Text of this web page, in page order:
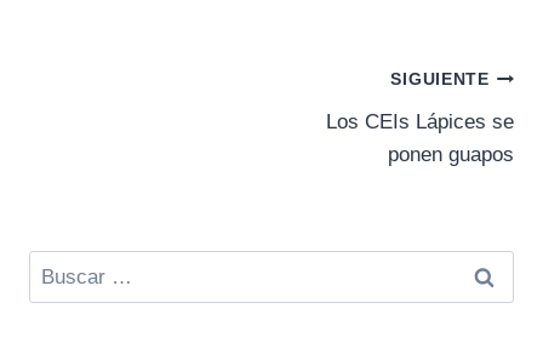
SIGUIENTE
Los CEIs Lápices se
ponen guapos
Buscar: